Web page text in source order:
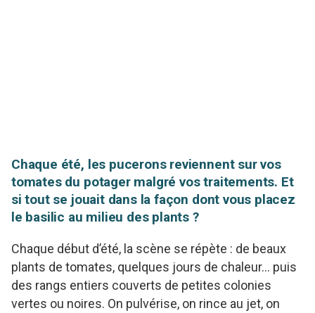
Chaque été, les pucerons reviennent sur vos
tomates du potager malgré vos traitements. Et
si tout se jouait dans la façon dont vous placez
le basilic au milieu des plants ?
Chaque début d’été, la scène se répète : de beaux
plants de tomates, quelques jours de chaleur… puis
des rangs entiers couverts de petites colonies
vertes ou noires. On pulvérise, on rince au jet, on